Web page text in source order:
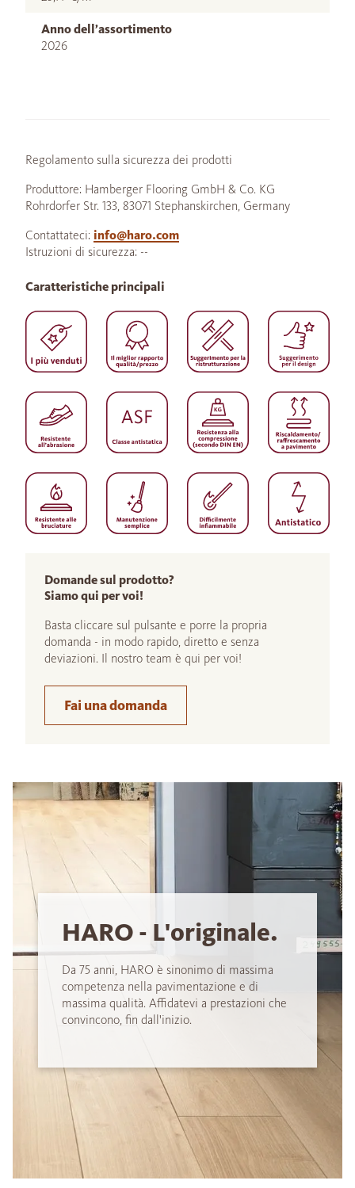
Anno dell’assortimento
2026
Regolamento sulla sicurezza dei prodotti
Produttore: Hamberger Flooring GmbH & Co. KG
Rohrdorfer Str. 133, 83071 Stephanskirchen, Germany
Contattateci: info@haro.com
Istruzioni di sicurezza: --
Domande sul prodotto?
Siamo qui per voi!
Basta cliccare sul pulsante e porre la propria
domanda - in modo rapido, diretto e senza
deviazioni. Il nostro team è qui per voi!
Fai una domanda
Caratteristiche principali
HARO - L'originale.
Da 75 anni, HARO è sinonimo di massima
competenza nella pavimentazione e di
massima qualità. Affidatevi a prestazioni che
convincono, fin dall'inizio.